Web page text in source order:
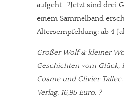
aufgeht. ?Jetzt sind drei
einem Sammelband
Altersempfehlung: ab 4
Großer Wolf & kleiner
Geschichten vom Glück,
Cosme und Olivier
Verlag. 16,95 Euro. ?